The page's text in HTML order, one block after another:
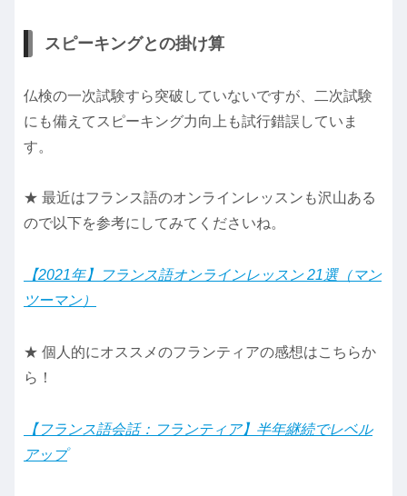
スピーキングとの掛け算
仏検の一次試験すら突破していないですが、二次試験
にも備えてスピーキング力向上も試行錯誤していま
す。
★ 最近はフランス語のオンラインレッスンも沢山ある
ので以下を参考にしてみてくださいね。
【2021年】フランス語オンラインレッスン 21選（マン
ツーマン）
★ 個人的にオススメのフランティアの感想はこちらか
ら！
【フランス語会話：フランティア】半年継続でレベル
アップ